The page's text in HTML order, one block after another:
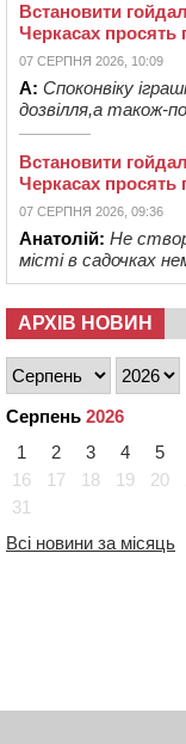
Встановити
Черкасах
07 СЕРПНЯ 2026, 10:09
А: Споконвіку
дозвілля,а також-
Встановити
Черкасах
07 СЕРПНЯ 2026, 09:36
Анатолій: Не
місті в садочках
АРХІВ НОВИН
Серпень 2026
1
2 3 4 5
16
17 18 19 20
31
Всі новини за місяць